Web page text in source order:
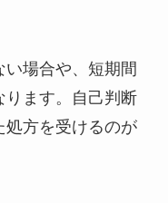
場合や、短期間
ります。自己判断
処方を受けるのが